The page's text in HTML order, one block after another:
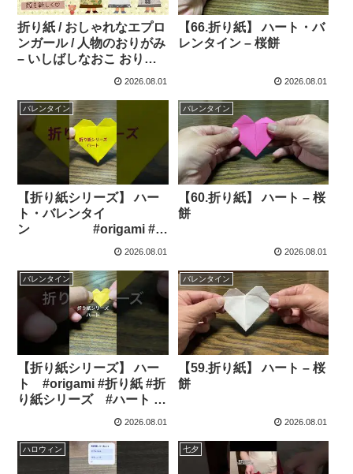
折り紙 / おしゃれなエプロ
ンガール / 人物のおりがみ
– いしばしなおこ おりが
2026.08.01
【66.折り紙】 ハート・バ
レンタイン – 桜餅
2026.08.01
バレンタイン
【折り紙シリーズ】 ハー
ト・バレンタイ
ン #origami #折
り紙シリーズ #折り紙 #ハ
2026.08.01
バレンタイン
【60.折り紙】 ハート – 桜
餅
2026.08.01
バレンタイン
【折り紙シリーズ】 ハー
ト #origami #折り紙 #折
り紙シリーズ #ハート #
バレンタイン – 桜餅
2026.08.01
バレンタイン
【59.折り紙】 ハート – 桜
餅
2026.08.01
ハロウィン 七夕